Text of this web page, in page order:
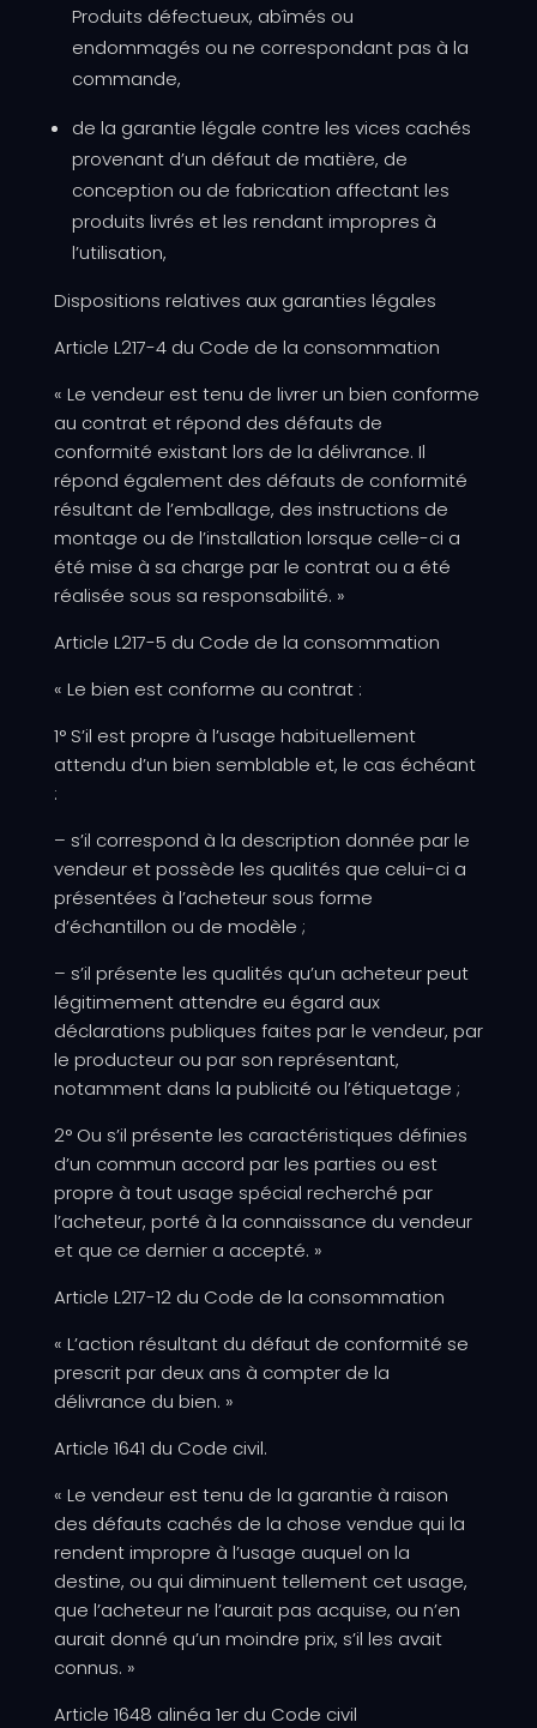
Produits défectueux, abîmés ou
endommagés ou ne correspondant pas à la
commande,
de la garantie légale contre les vices cachés
provenant d’un défaut de matière, de
conception ou de fabrication affectant les
produits livrés et les rendant impropres à
l’utilisation,
Dispositions relatives aux garanties légales
Article L217-4 du Code de la consommation
« Le vendeur est tenu de livrer un bien conforme
au contrat et répond des défauts de
conformité existant lors de la délivrance. Il
répond également des défauts de conformité
résultant de l’emballage, des instructions de
montage ou de l’installation lorsque celle-ci a
été mise à sa charge par le contrat ou a été
réalisée sous sa responsabilité. »
Article L217-5 du Code de la consommation
« Le bien est conforme au contrat :
1° S’il est propre à l’usage habituellement
attendu d’un bien semblable et, le cas échéant
:
– s’il correspond à la description donnée par le
vendeur et possède les qualités que celui-ci a
présentées à l’acheteur sous forme
d’échantillon ou de modèle ;
– s’il présente les qualités qu’un acheteur peut
légitimement attendre eu égard aux
déclarations publiques faites par le vendeur, par
le producteur ou par son représentant,
notamment dans la publicité ou l’étiquetage ;
2° Ou s’il présente les caractéristiques définies
d’un commun accord par les parties ou est
propre à tout usage spécial recherché par
l’acheteur, porté à la connaissance du vendeur
et que ce dernier a accepté. »
Article L217-12 du Code de la consommation
« L’action résultant du défaut de conformité se
prescrit par deux ans à compter de la
délivrance du bien. »
Article 1641 du Code civil.
« Le vendeur est tenu de la garantie à raison
des défauts cachés de la chose vendue qui la
rendent impropre à l’usage auquel on la
destine, ou qui diminuent tellement cet usage,
que l’acheteur ne l’aurait pas acquise, ou n’en
aurait donné qu’un moindre prix, s’il les avait
connus. »
Article 1648 alinéa 1er du Code civil